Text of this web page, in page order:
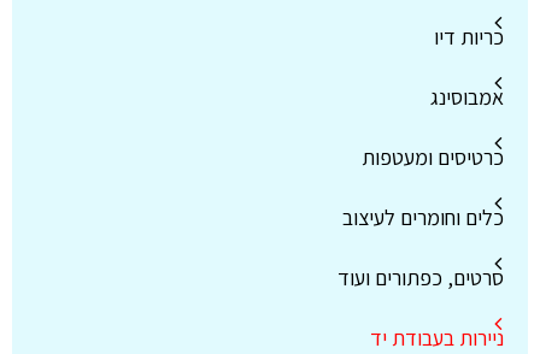
כריות דיו
אמבוסינג
כרטיסים ומעטפות
כלים וחומרים לעיצוב
סרטים, כפתורים ועוד
ניירות בעבודת יד